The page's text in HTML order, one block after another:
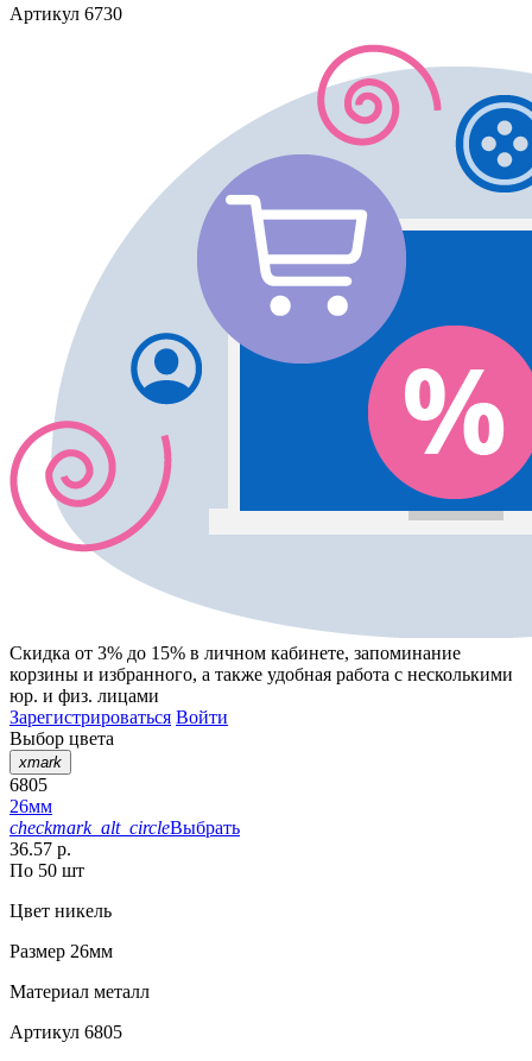
Артикул 6730
Скидка от 3% до 15% в личном кабинете, запоминание
корзины и избранного, а также удобная работа с несколькими
юр. и физ. лицами
Зарегистрироваться Войти
Выбор цвета
xmark
6805
26мм
checkmark_alt_circleВыбрать
36.57 р.
По 50 шт
Цвет никель
Размер 26мм
Материал металл
Артикул 6805